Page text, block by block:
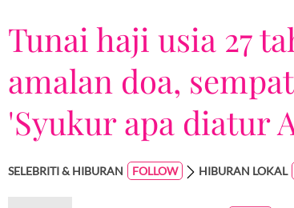
Tunai haji usia 27
amalan doa,
'Syukur apa diatur
SELEBRITI & HIBURAN HIBURAN LOKAL